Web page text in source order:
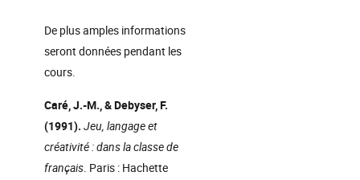
De plus amples informations
seront données pendant les
cours.
Caré, J.-M., & Debyser, F.
(1991). Jeu, langage et
créativité : dans la classe de
français. Paris : Hachette